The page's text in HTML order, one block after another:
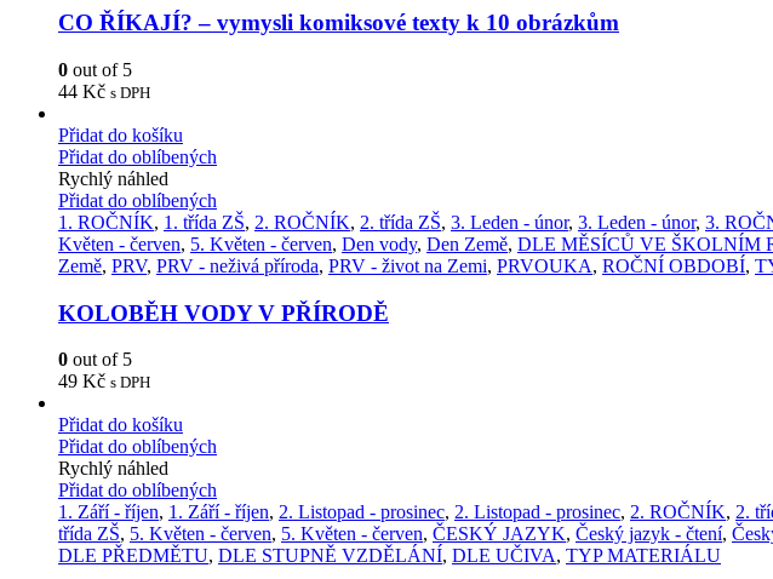
CO ŘÍKAJÍ? – vymysli komiksové texty k 10 obrázkům
0 out of 5
44 Kč s DPH
Přidat do košíku
Přidat do oblíbených
Rychlý náhled
Přidat do oblíbených
1. ROČNÍK, 1. třída ZŠ, 2. ROČNÍK, 2. třída ZŠ, 3. Leden - únor, 3. Leden - únor, 3.
Květen - červen, 5. Květen - červen, Den vody, Den Země, DLE MĚSÍCŮ VE ŠKOLNÍM
Země, PRV, PRV - neživá příroda, PRV - život na Zemi, PRVOUKA, ROČNÍ OBDOBÍ,
KOLOBĚH VODY V PŘÍRODĚ
0 out of 5
49 Kč s DPH
Přidat do košíku
Přidat do oblíbených
Rychlý náhled
Přidat do oblíbených
1. Září - říjen, 1. Září - říjen, 2. Listopad - prosinec, 2. Listopad - prosinec, 2. ROČNÍK, 2.
třída ZŠ, 5. Květen - červen, 5. Květen - červen, ČESKÝ JAZYK, Český jazyk - čtení,
DLE PŘEDMĚTU, DLE STUPNĚ VZDĚLÁNÍ, DLE UČIVA, TYP MATERIÁLU